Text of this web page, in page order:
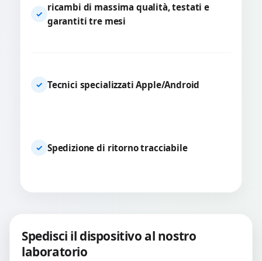
✓
ricambi di massima qualità, testati e
garantiti tre mesi
✓ Tecnici specializzati Apple/Android
✓ Spedizione di ritorno tracciabile
Spedisci il dispositivo al nostro
laboratorio